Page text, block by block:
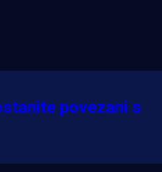
povezani s